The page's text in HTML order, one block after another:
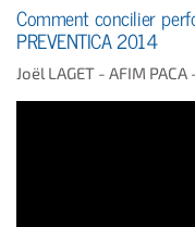
Comment concilier
PREVENTICA 2014
Joël LAGET - AFIM PACA